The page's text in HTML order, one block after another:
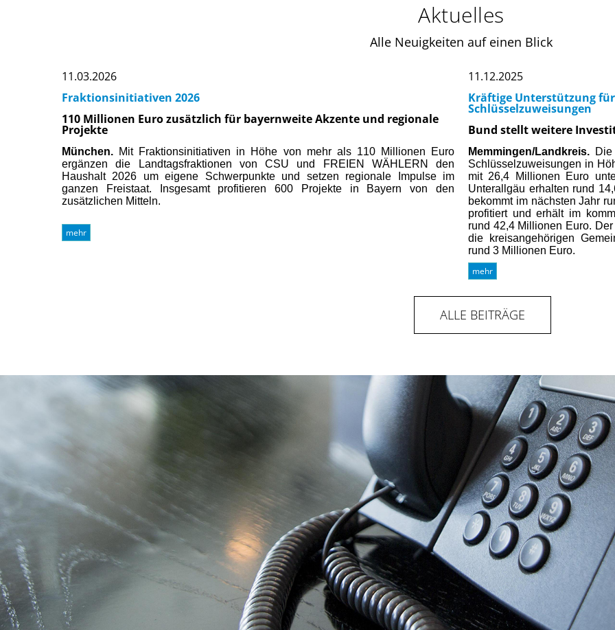
Aktuelles
Alle Neuigkeiten auf einen Blick
11.03.2026
Fraktionsinitiativen 2026
110 Millionen Euro zusätzlich für bayernweite Akzente und regionale
Projekte
München. Mit Fraktionsinitiativen in Höhe von mehr als 110 Millionen Euro
ergänzen die Landtagsfraktionen von CSU und FREIEN WÄHLERN den
Haushalt 2026 um eigene Schwerpunkte und setzen regionale Impulse im
ganzen Freistaat. Insgesamt profitieren 600 Projekte in Bayern von den
zusätzlichen Mitteln.
mehr
11.12.2025
Kräftige Unterstützung
Schlüsselzuweisungen
Bund stellt weitere
Memmingen/Landkreis.
Schlüsselzuweisungen in
mit 26,4 Millionen Euro
Unterallgäu erhalten rund
bekommt im nächsten Jahr
profitiert und erhält im
rund 42,4 Millionen Euro.
die kreisangehörigen
rund 3 Millionen Euro.
mehr
ALLE BEITRÄGE